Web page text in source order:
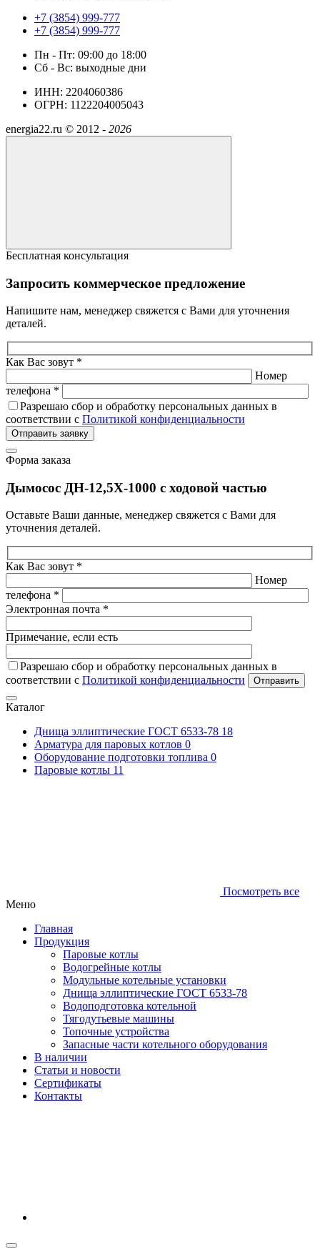
+7 (3854) 999-777
+7 (3854) 999-777
Пн - Пт: 09:00 до 18:00
Сб - Вс: выходные дни
ИНН: 2204060386
ОГРН: 1122204005043
energia22.ru © 2012 - 2026
Бесплатная консультация
Запросить коммерческое предложение
Напишите нам, менеджер свяжется с Вами для уточнения
деталей.
Как Вас зовут *
Номер
телефона *
Разрешаю сбор и обработку персональных данных в
соответствии с Политикой конфиденциальности
Отправить заявку
Форма заказа
Дымосос ДН-12,5Х-1000 с ходовой частью
Оставьте Ваши данные, менеджер свяжется с Вами для
уточнения деталей.
Как Вас зовут *
Номер
телефона *
Электронная почта *
Примечание, если есть
Разрешаю сбор и обработку персональных данных в
соответствии с Политикой конфиденциальности Отправить
Каталог
Днища эллиптические ГОСТ 6533-78 18
Арматура для паровых котлов 0
Оборудование подготовки топлива 0
Паровые котлы 11
Посмотреть все
Меню
Главная
Продукция
Паровые котлы
Водогрейные котлы
Модульные котельные установки
Днища эллиптические ГОСТ 6533-78
Водоподготовка котельной
Тягодутьевые машины
Топочные устройства
Запасные части котельного оборудования
В наличии
Статьи и новости
Сертификаты
Контакты